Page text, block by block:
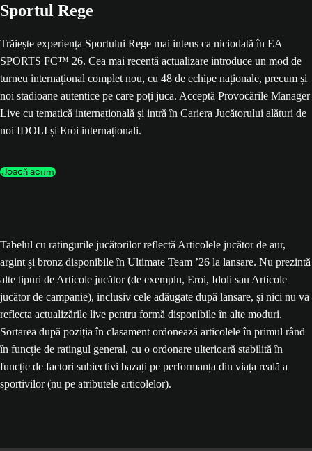
Sportul Rege
Trăiește experiența Sportului Rege mai intens ca niciodată în EA
SPORTS FC™ 26. Cea mai recentă actualizare introduce un mod de
turneu internațional complet nou, cu 48 de echipe naționale, precum și
noi stadioane autentice pe care poți juca. Acceptă Provocările Manager
Live cu tematică internațională și intră în Cariera Jucătorului alături de
noi IDOLI și Eroi internaționali.
Joacă acum
Tabelul cu ratingurile jucătorilor reflectă Articolele jucător de aur,
argint și bronz disponibile în Ultimate Team ’26 la lansare. Nu prezintă
alte tipuri de Articole jucător (de exemplu, Eroi, Idoli sau Articole
jucător de campanie), inclusiv cele adăugate după lansare, și nici nu va
reflecta actualizările live pentru formă disponibile în alte moduri.
Sortarea după poziția în clasament ordonează articolele în primul rând
în funcție de ratingul general, cu o ordonare ulterioară stabilită în
funcție de factori subiectivi bazați pe performanța din viața reală a
sportivilor (nu pe atributele articolelor).